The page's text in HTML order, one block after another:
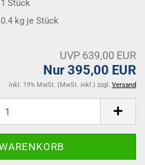
1Stück
0.4 kg je Stück
UVP 639,00 EUR
Nur 395,00 EUR
inkl. 19% MwSt. (MwSt. inkl.) zzgl. Versand